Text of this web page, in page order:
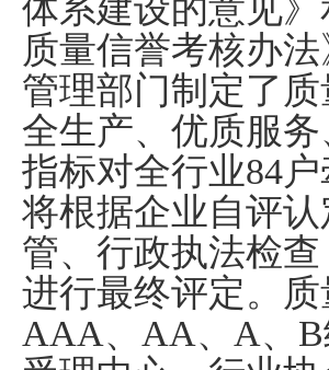
体系建设的意见
质量信誉考核办
管理部门制定了
全生产、优质服
指标对全行业84
将根据企业自评
管、行政执法检
进行最终评定。
AAA、 AA、 A、 B